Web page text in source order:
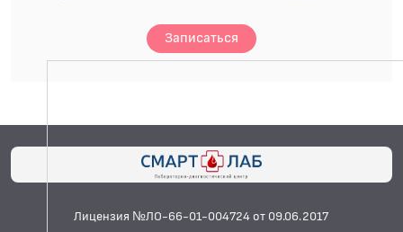
Записаться
Лицензия №ЛО-66-01-004724 от 09.06.2017